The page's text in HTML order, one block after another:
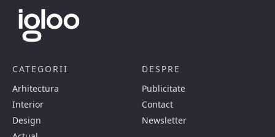
CATEGORII
Arhitectura
Interior
Design
DESPRE
Publicitate
Contact
Newsletter